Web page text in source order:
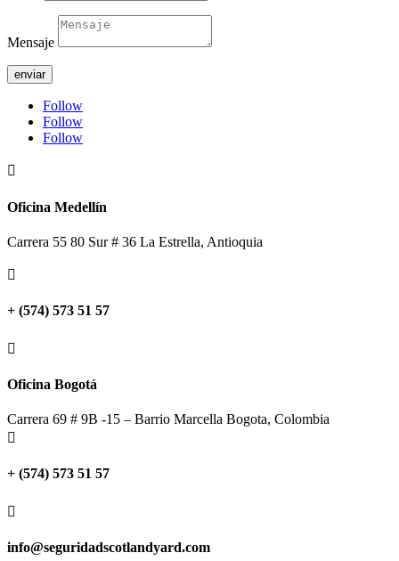
Mensaje
enviar
Follow
Follow
Follow

Oficina Medellín
Carrera 55 80 Sur # 36 La Estrella, Antioquia

+ (574) 573 51 57

Oficina Bogotá
Carrera 69 # 9B -15 – Barrio Marcella Bogota, Colombia

+ (574) 573 51 57

info@seguridadscotlandyard.com